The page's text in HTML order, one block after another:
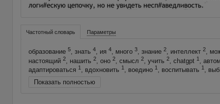
Частотный словарь Параметры
образование 5, знать 4, ия 4, много 3, знание 2, интеллект 2,
настоящий 2, нашить 2, оно 2, смысл 2, учить 2, chatgpt 1,
адаптироваться 1, вдохновить 1, воедино 1, воспитывать 1,
Показать полностью